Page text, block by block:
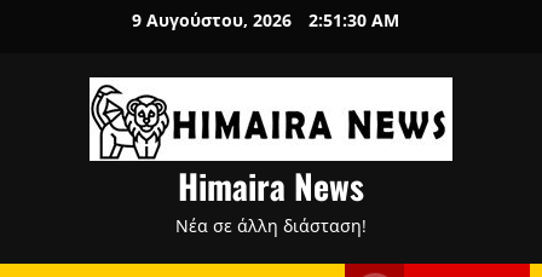
9 Αυγούστου, 2026 2:51:31 AM
Himaira News
Νέα σε άλλη διάσταση!